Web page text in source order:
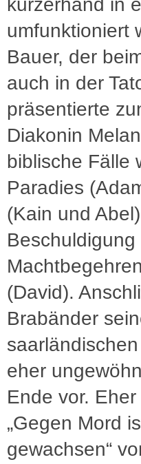
kurzerhand in
umfunktioniert
Bauer, der
auch in der
präsentierte
Diakonin
biblische Fälle
Paradies
(Kain und
(David).
Brabänder
eher
Ende vor.
„Gegen Mord
gewachsen“